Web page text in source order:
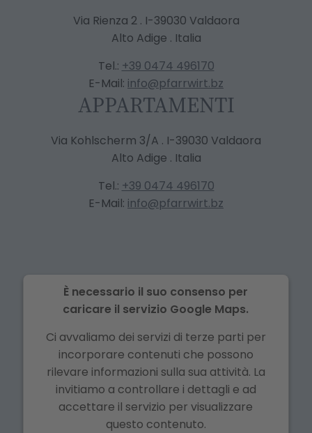
Via Rienza 2 . I-39030 Valdaora
Alto Adige . Italia
Tel.: +39 0474 496170
E-Mail: info@pfarrwirt.bz
APPARTAMENTI
Via Kohlscherm 3/A . I-39030 Valdaora
Alto Adige . Italia
Tel.: +39 0474 496170
E-Mail: info@pfarrwirt.bz
È necessario il suo consenso per
caricare il servizio Google Maps.
Ci avvaliamo dei servizi di terze parti per
incorporare contenuti che possono
rilevare informazioni sulla sua attività. La
invitiamo a controllare i dettagli e ad
accettare il servizio per visualizzare
questo contenuto.